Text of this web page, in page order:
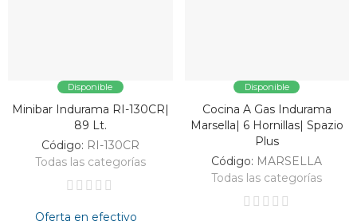
Disponible
Minibar Indurama RI-130CR|
89 Lt.
Código: RI-130CR
Todas las categorías
Oferta en efectivo
Disponible
Cocina A Gas Indurama
Marsella| 6 Hornillas| Spazio
Plus
Código: MARSELLA
Todas las categorías